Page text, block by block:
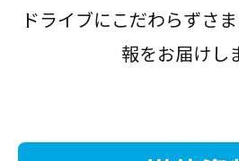
ドライブにこだわらずさ
報をお届けし